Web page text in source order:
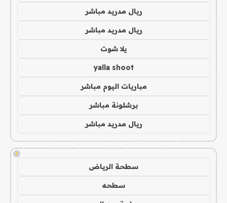
ريال مدريد مباشر
ريال مدريد مباشر
يلا شوت
yalla shoot
مباريات اليوم مباشر
برشلونة مباشر
ريال مدريد مباشر
!
سطحة الرياض
سطحه